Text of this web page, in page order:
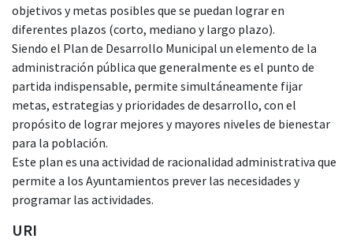
objetivos y metas posibles que se puedan lograr en
diferentes plazos (corto, mediano y largo plazo).
Siendo el Plan de Desarrollo Municipal un elemento de la
administración pública que generalmente es el punto de
partida indispensable, permite simultáneamente fijar
metas, estrategias y prioridades de desarrollo, con el
propósito de lograr mejores y mayores niveles de bienestar
para la población.
Este plan es una actividad de racionalidad administrativa que
permite a los Ayuntamientos prever las necesidades y
programar las actividades.
URI